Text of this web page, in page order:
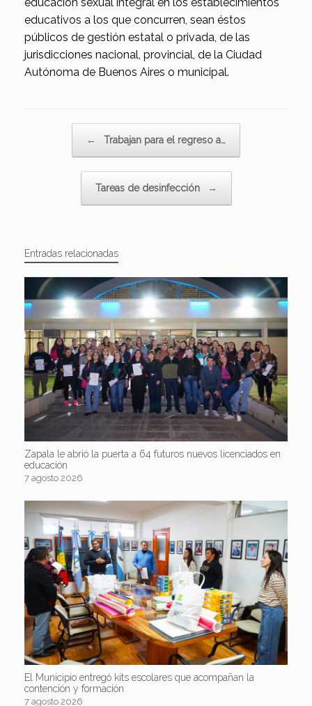
educativos a los que concurren, sean éstos
públicos de gestión estatal o privada, de las
jurisdicciones nacional, provincial, de la Ciudad
Autónoma de Buenos Aires o municipal.
← Trabajan para el regreso a…
Tareas de desinfección →
Entradas relacionadas
Zapala le abrió la puerta a 64 futuros nuevos licenciados en
educación
7 agosto 2026
El Municipio entregó kits escolares que acompañan la
contención y formación
7 agosto 2026